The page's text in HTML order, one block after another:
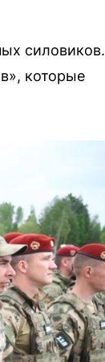
силовиков.
которые